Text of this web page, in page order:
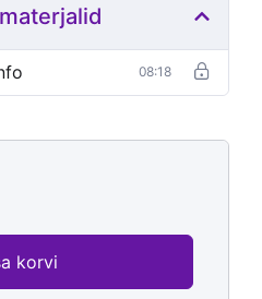
08:18
korvi